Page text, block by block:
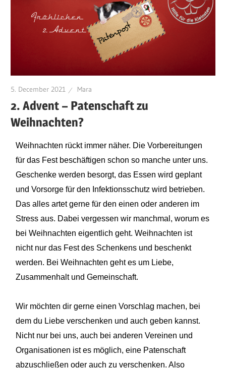
5. December 2021 Mara
2. Advent – Patenschaft zu
Weihnachten?
Weihnachten rückt immer näher. Die Vorbereitungen
für das Fest beschäftigen schon so manche unter uns.
Geschenke werden besorgt, das Essen wird geplant
und Vorsorge für den Infektionsschutz wird betrieben.
Das alles artet gerne für deneinen oderanderen im
Stress aus. Dabei vergessen wir manchmal, worum es
bei Weihnachten eigentlich geht. Weihnachten ist
nicht nur das Fest des Schenkens und beschenkt
werden. Bei Weihnachten geht es um Liebe,
Zusammenhalt und Gemeinschaft.
Wir möchten dir gerne einen Vorschlag machen, bei
dem du Liebe verschenken und auch geben kannst.
Nicht nur bei uns, auch bei anderen Vereinen und
Organisationen ist es möglich, eine Patenschaft
abzuschließen oder auch zu verschenken. Also